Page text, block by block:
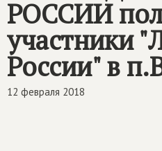
РОССИИ
участники
России" в
12 февраля 2018